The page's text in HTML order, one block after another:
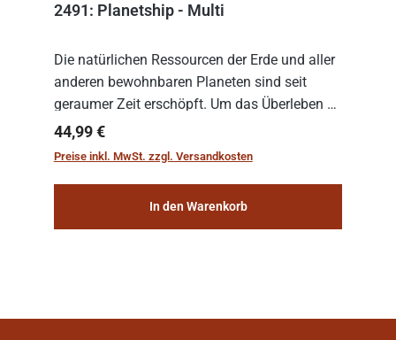
2491: Planetship - Multi
Die natürlichen Ressourcen der Erde und aller
anderen bewohnbaren Planeten sind seit
geraumer Zeit erschöpft. Um das Überleben zu
sichern, wurden die sogenannten
„Weltenschiffe“ gebaut. Auf diesen
Regulärer Preis:
44,99 €
Preise inkl. MwSt. zzgl. Versandkosten
In den Warenkorb